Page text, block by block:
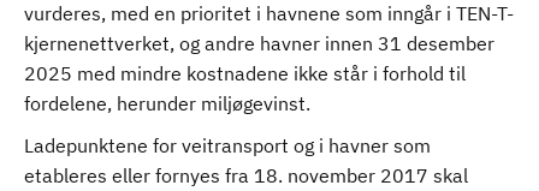
vurderes, med en prioritet i havnene som inngår i TEN-T-
kjernenettverket, og andre havner innen 31 desember
2025 med mindre kostnadene ikke står i forhold til
fordelene, herunder miljøgevinst.
Ladepunktene for veitransport og i havner som
etableres eller fornyes fra 18. november 2017 skal